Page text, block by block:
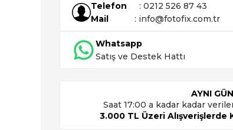
Telefon
: 0212 526 87 43
Mail
: info@fotofix.com.tr
Whatsapp
Satış ve Destek Hattı
AYNI
Saat 17:00 a kadar kadar
3.000 TL Üzeri Alışverişlerde